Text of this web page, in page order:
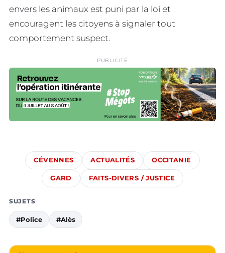
envers les animaux est puni par la loi et
encouragent les citoyens à signaler tout
comportement suspect.
PUBLICITÉ
CÉVENNES ACTUALITÉS OCCITANIE
GARD FAITS-DIVERS / JUSTICE
SUJETS
#Police #Alès